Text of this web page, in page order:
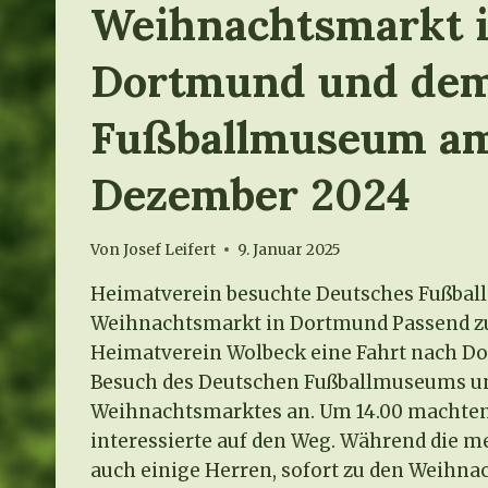
Weihnachtsmarkt
Dortmund und
Fußballmuseum
Dezember 2024
VonJosef Leifert 9. Januar 2025
Heimatverein besuchte Deutsches
Weihnachtsmarkt in Dortmund Passend
Heimatverein Wolbeck eine Fahrt nach
Besuch des Deutschen Fußballmuseums
Weihnachtsmarktes an. Um 14.00
interessierte auf den Weg. Während die
auch einige Herren, sofort zu den